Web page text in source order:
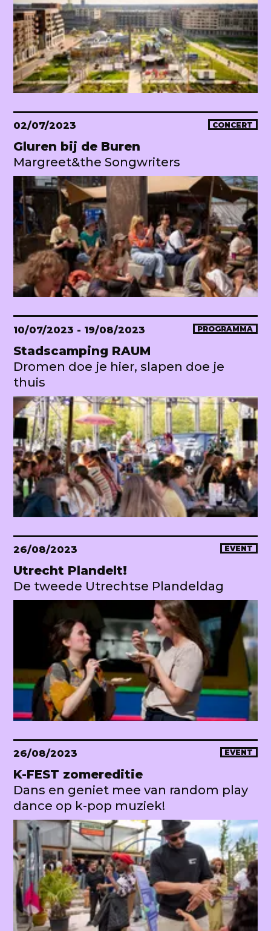
02/07/2023 CONCERT
Gluren bij de Buren
Margreet&the Songwriters
10/07/2023 - 19/08/2023 PROGRAMMA
Stadscamping RAUM
Dromen doe je hier, slapen doe je
thuis
26/08/2023 EVENT
Utrecht Plandelt!
De tweede Utrechtse Plandeldag
26/08/2023 EVENT
K-FEST zomereditie
Dans en geniet mee van random play
dance op k-pop muziek!